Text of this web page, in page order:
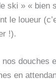
ski » « bien
le loueur
!).
douches
en